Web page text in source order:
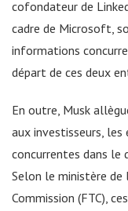
cofondateur de
cadre de Microsoft,
informations
départ de ces deux
En outre, Musk
aux investisseurs,
concurrentes dans le
Selon le ministère de
Commission (FTC),